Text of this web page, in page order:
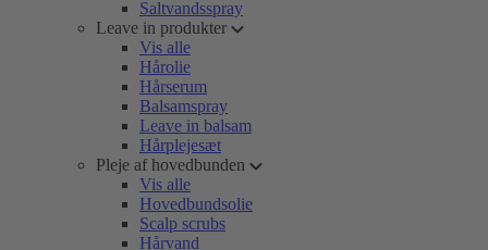
Saltvandsspray
Leave in produkter
Vis alle
Hårolie
Hårserum
Balsamspray
Leave in balsam
Hårplejesæt
Pleje af hovedbunden
Vis alle
Hovedbundsolie
Scalp scrubs
Hårvand